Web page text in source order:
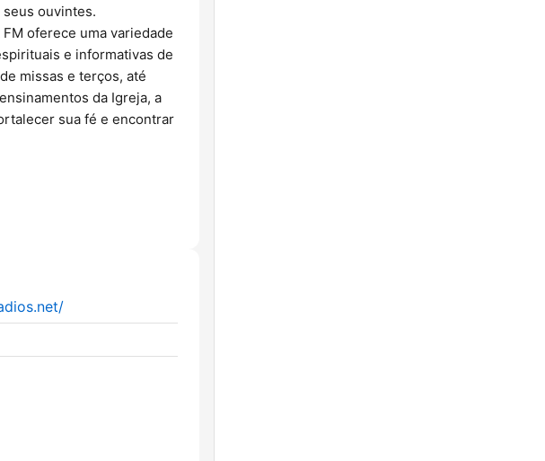
ouvintes.
oferece uma variedade
e informativas de
missas e terços, até
da Igreja, a
sua fé e encontrar